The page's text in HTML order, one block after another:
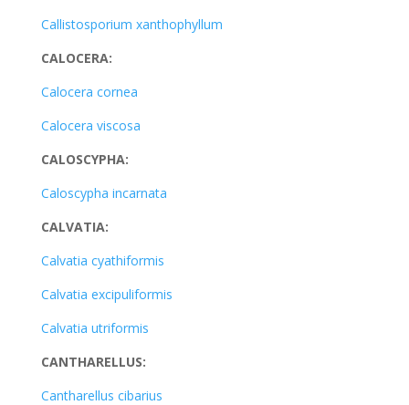
Callistosporium xanthophyllum
CALOCERA:
Calocera cornea
Calocera viscosa
CALOSCYPHA:
Caloscypha incarnata
CALVATIA:
Calvatia cyathiformis
Calvatia excipuliformis
Calvatia utriformis
CANTHARELLUS:
Cantharellus cibarius